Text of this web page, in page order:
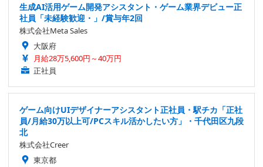
生成AI活用ゲーム開発アシスタント・ゲーム業界デビュー正
社員「未経験歓迎・」/賞与年2回
株式会社Meta Sales
大阪府
月給28万5,600円～40万円
正社員
ゲーム向けUIデザイナーアシスタント正社員・駅チカ「正社
員/月給30万以上可/PCスキル活かしたい方」・千代田区九段
北
株式会社Creer
東京都